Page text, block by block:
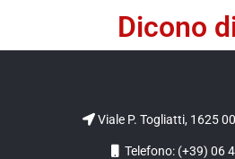
Dicono
Viale P. Togliatti, 1625
Telefono: (+39) 06